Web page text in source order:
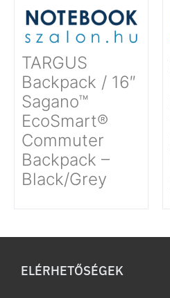
TARGUS
Backpack / 16″
Sagano™
EcoSmart®
Commuter
Backpack –
Black/Grey
ELÉRHETŐSÉGEK